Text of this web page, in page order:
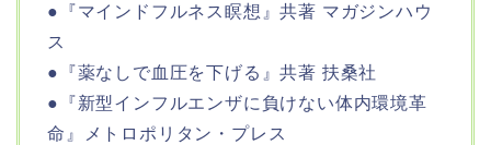
●『マインドフルネス瞑想』共著 マガジンハウ
ス
●『薬なしで血圧を下げる』共著 扶桑社
●『新型インフルエンザに負けない体内環境革
命』メトロポリタン・プレス